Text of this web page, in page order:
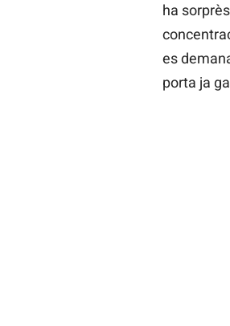
ha
es
porta ja